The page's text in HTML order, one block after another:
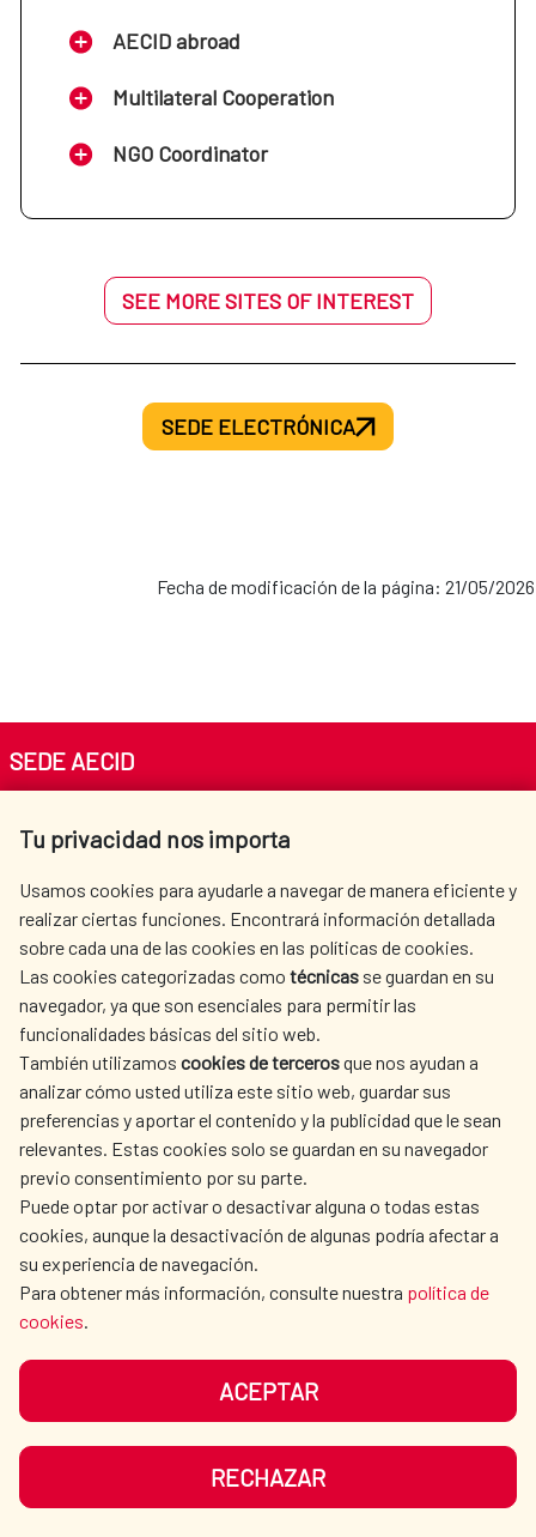
AECID abroad
Multilateral Cooperation
NGO Coordinator
SEE MORE SITES OF INTEREST
SEDE ELECTRÓNICA
Fecha de modificación de la página: 21/05/2026
Tu privacidad nos importa
Usamos cookies para ayudarle a navegar de manera eficiente y
realizar ciertas funciones. Encontrará información detallada
sobre cada una de las cookies en las políticas de cookies.
Las cookies categorizadas como técnicas se guardan en su
navegador, ya que son esenciales para permitir las
funcionalidades básicas del sitio web.
También utilizamos cookies de tercerosque nos ayudan a
analizar cómo usted utiliza este sitio web, guardar sus
preferencias y aportar el contenido y la publicidad que le sean
relevantes. Estas cookies solo se guardan en su navegador
previo consentimiento por su parte.
Puede optar por activar o desactivar alguna o todas estas
cookies, aunque la desactivación de algunas podría afectar a
su experiencia de navegación.
Para obtener más información, consulte nuestra política de
cookies.
ACEPTAR
RECHAZAR
SEDE AECID
Tel. +34 900 20 30 54​​​​​​​
AECID
WHERE DO WE COOPERATE?
SPANISH HUMANITARIAN
ACTION
PRESS ROOM
CULTURE AND SCIENCE LIBRARY
OUR SOCIAL MEDIA
DATA PROTECTION
SITEMAP